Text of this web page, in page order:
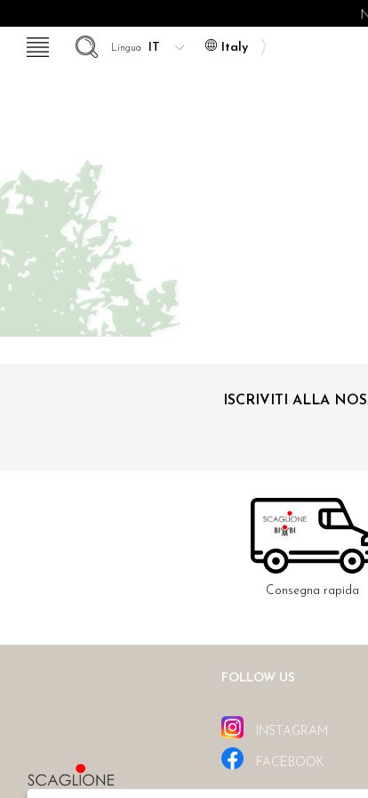
Italy
Lingua
ISCRIVITI ALLA
Consegna rapida
FOLLOW US
INSTAGRAM
FACEBOOK